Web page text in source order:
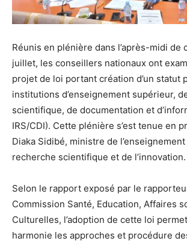
Réunis en plénière dans l’après-midi de
juillet, les conseillers nationaux ont
projet de loi portant création d’un statut
institutions d’enseignement supérieur,
scientifique, de documentation et
IRS/CDI). Cette plénière s’est tenue en
Diaka Sidibé, ministre de
recherche scientifique et de l’innovation.
Selon le rapport exposé par le
Commission Santé, Education, Affaires
Culturelles, l’adoption de cette loi
harmonie les approches et procédure